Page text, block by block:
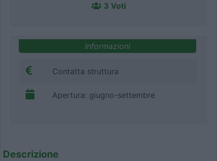
3 Voti
Informazioni
Contatta struttura
Apertura: giugno-settembre
Descrizione